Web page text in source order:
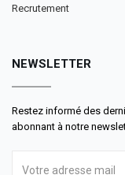
Recrutement
NEWSLETTER
Restez informé des
abonnant à notre